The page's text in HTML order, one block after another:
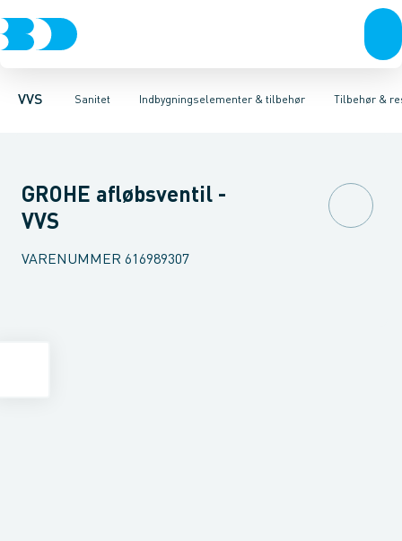
VVS Sanitet
Rør & fittingsPressfittings & rørKuglehaner & ventilerAfløb
Indbygningselementer & tilbehør
Toiletter, sæder og cisternerVaskeArmaturerBrusereTilbehør &
Høje Indbygnings elementerLave Indbygnings elementer
GROHE afløbsventil -
VVS
VARENUMMER 616989307